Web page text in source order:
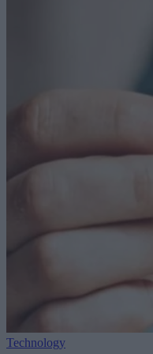
Technology